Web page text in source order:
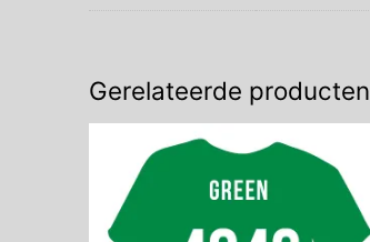
Gerelateerde producten